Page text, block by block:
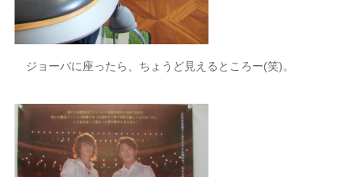
ジョーバに座ったら、ちょうど見えるところー(笑)。